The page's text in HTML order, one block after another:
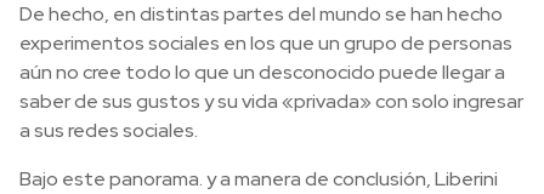
De hecho, en distintas partes del mundo se han hecho
experimentos sociales en los que un grupo de personas
aún no cree todo lo que un desconocido puede llegar a
saber de sus gustos y su vida «privada» con solo ingresar
a sus redes sociales.
Bajo este panorama. y a manera de conclusión, Liberini